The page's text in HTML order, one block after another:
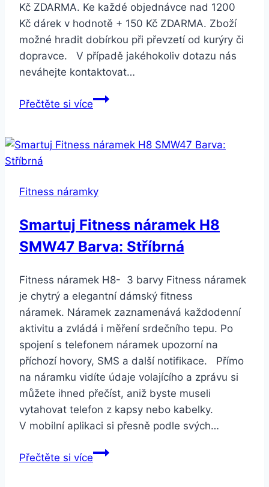
Kč ZDARMA. Ke každé objednávce nad 1200
Kč dárek v hodnotě + 150 Kč ZDARMA. Zboží
možné hradit dobírkou při převzetí od kurýry či
dopravce. V případě jakéhokoliv dotazu nás
neváhejte kontaktovat…
Přečtěte si víceSmartuj
se
srdcem-
barvy
SE140
Bílá
Fitness náramky
Smartuj Fitness náramek H8
SMW47 Barva: Stříbrná
Fitness náramek H8- 3 barvy Fitness náramek
je chytrý a elegantní dámský fitness
náramek. Náramek zaznamenává každodenní
aktivitu a zvládá i měření srdečního tepu. Po
spojení s telefonem náramek upozorní na
příchozí hovory, SMS a další notifikace. Přímo
na náramku vidíte údaje volajícího a zprávu si
můžete ihned přečíst, aniž byste museli
vytahovat telefon z kapsy nebo kabelky.
V mobilní aplikaci si přesně podle svých…
Přečtěte si víceSmartuj